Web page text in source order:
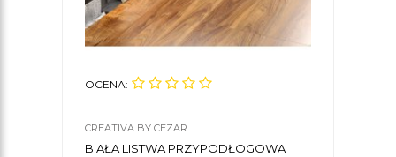
OCENA:
CREATIVA BY CEZAR
BIAŁA LISTWA PRZYPODŁOGOWA